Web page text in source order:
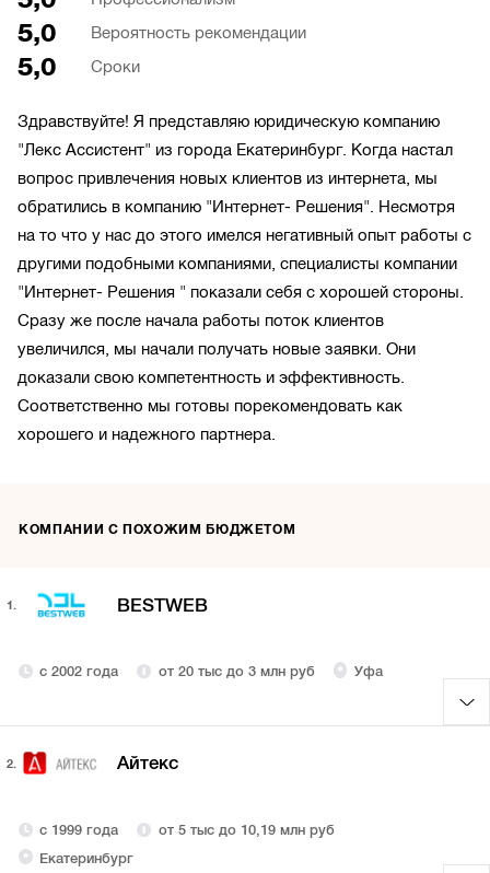
5,0 Вероятность рекомендации
5,0 Сроки
Здравствуйте! Я представляю юридическую компанию
"Лекс Ассистент" из города Екатеринбург. Когда настал
вопрос привлечения новых клиентов из интернета, мы
обратились в компанию "Интернет- Решения". Несмотря
на то что у нас до этого имелся негативный опыт работы с
другими подобными компаниями, специалисты компании
"Интернет- Решения " показали себя с хорошей стороны.
Сразу же после начала работы поток клиентов
увеличился, мы начали получать новые заявки. Они
доказали свою компетентность и эффективность.
Соответственно мы готовы порекомендовать как
хорошего и надежного партнера.
КОМПАНИИ С ПОХОЖИМ БЮДЖЕТОМ
1. BESTWEB
с 2002 года от 20 тыс до 3 млн руб Уфа
2. Айтекс
с 1999 года
от 5 тыс до 10,19 млн руб
Екатеринбург